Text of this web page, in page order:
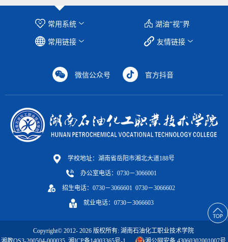
湖油“视”界
常用系统
友情链接
常用链接
微信公众号 官方抖音
学校地址：湖南省岳阳市湘北大道188号
办公室电话：0730－3066001
招生电话：0730－3066601 0730－3066602
就业电话：0730－3066603
Copyright© 2012- 2026 版权所有: 湖南石油化工职业技术学院